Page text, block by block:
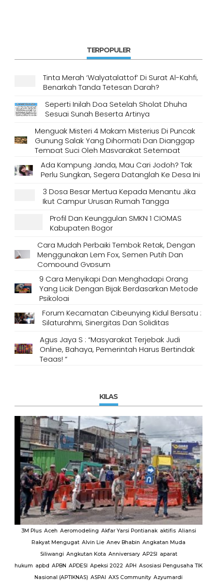
TERPOPULER
Tinta Merah ‘Walyatalattof’ Di Surat Al-Kahfi,
Benarkah Tanda Tetesan Darah?
Seperti Inilah Doa Setelah Sholat Dhuha
Sesuai Sunah Beserta Artinya
Menguak Misteri 4 Makam Misterius Di Puncak
Gunung Salak Yang Dihormati Dan Dianggap
Tempat Suci Oleh Masyarakat Setempat
Ada Kampung Janda, Mau Cari Jodoh? Tak
Perlu Sungkan, Segera Datanglah Ke Desa Ini
3 Dosa Besar Mertua Kepada Menantu Jika
Ikut Campur Urusan Rumah Tangga
Profil Dan Keunggulan SMKN 1 CIOMAS
Kabupaten Bogor
Cara Mudah Perbaiki Tembok Retak, Dengan
Menggunakan Lem Fox, Semen Putih Dan
Compound Gypsum
9 Cara Menyikapi Dan Menghadapi Orang
Yang Licik Dengan Bijak Berdasarkan Metode
Psikologi
Forum Kecamatan Cibeunying Kidul Bersatu :
Silaturahmi, Sinergitas Dan Soliditas
Agus Jaya S : “Masyarakat Terjebak Judi
Online, Bahaya, Pemerintah Harus Bertindak
Tegas! “
KILAS
3M Plus Aceh Aeromodeling Akfar Yarsi Pontianak aktifis Aliansi
Rakyat Mengugat Alvin Lie Anev Bhabin Angkatan Muda
Siliwangi Angkutan Kota Anniversary AP2SI aparat
hukum apbd APBN APDESI Apeksi 2022 APH Asosiasi Pengusaha TIK
Nasional (APTIKNAS) ASPAI AXS Community Azyumardi